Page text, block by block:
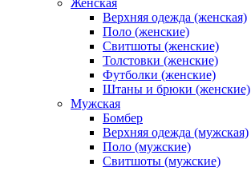
Верхняя одежда (женская)
Поло (женские)
Свитшоты (женские)
Толстовки (женские)
Футболки (женские)
Штаны и брюки (женские)
Мужская
Бомбер
Верхняя одежда (мужская)
Поло (мужские)
Свитшоты (мужские)